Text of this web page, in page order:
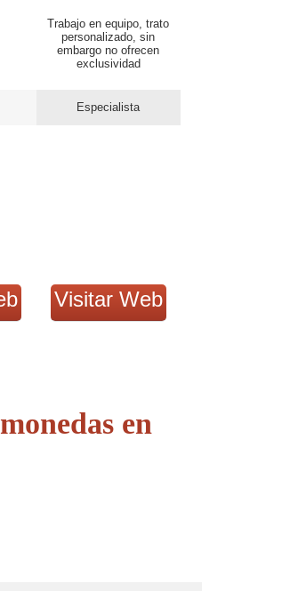
Trabajo en equipo, trato
personalizado, sin
embargo no ofrecen
exclusividad
Especialista
Visitar Web
en